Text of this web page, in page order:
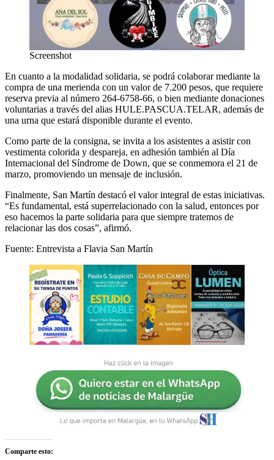
Screenshot
En cuanto a la modalidad solidaria, se podrá colaborar mediante la
compra de una merienda con un valor de 7.200 pesos, que requiere
reserva previa al número 264-6758-66, o bien mediante donaciones
voluntarias a través del alias HULE.PASCUA.TELAR, además de
una urna que estará disponible durante el evento.
Como parte de la consigna, se invita a los asistentes a asistir con
vestimenta colorida y despareja, en adhesión también al Día
Internacional del Síndrome de Down, que se conmemora el 21 de
marzo, promoviendo un mensaje de inclusión.
Finalmente, San Martín destacó el valor integral de estas iniciativas.
“Es fundamental, está superrelacionado con la salud, entonces por
eso hacemos la parte solidaria para que siempre tratemos de
relacionar las dos cosas”, afirmó.
Fuente: Entrevista a Flavia San Martín
Comparte esto: